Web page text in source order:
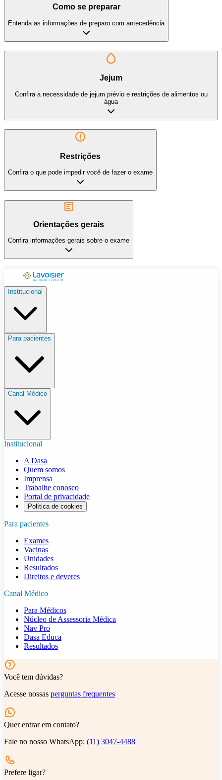
Como se preparar
Entenda as informações de preparo com antecedência
Jejum
Confira a necessidade de jejum prévio e restrições de alimentos ou
água
Restrições
Confira o que pode impedir você de fazer o exame
Orientações gerais
Confira informações gerais sobre o exame
Institucional
Para pacientes
Canal Médico
Institucional
A Dasa
Quem somos
Imprensa
Trabalhe conosco
Portal de privacidade
Política de cookies
Para pacientes
Exames
Vacinas
Unidades
Resultados
Direitos e deveres
Canal Médico
Para Médicos
Núcleo de Assessoria Médica
Nav Pro
Dasa Educa
Resultados
Você tem dúvidas?
Acesse nossas perguntas frequentes
Quer entrar em contato?
Fale no nosso WhatsApp: (11) 3047-4488
Prefere ligar?